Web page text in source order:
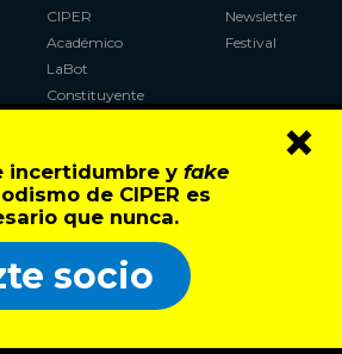
incertidumbre y fake
de CIPER es
que nunca.
socio
×
CIPER
Académico
LaBot
Constituyente
Newsletter
Festival